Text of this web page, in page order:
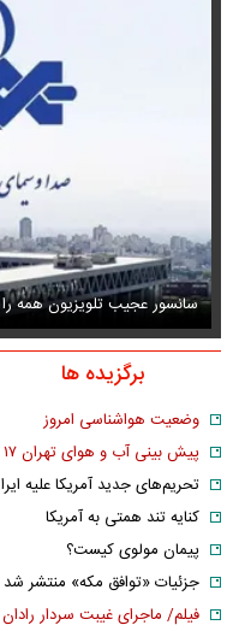
سانسور عجیب تلویزیون همه
برگزیده ها
وضعیت هواشناسی امروز
پیش بینی آب و هوای تهران ۱۷ مرداد
تحریم‌های جدید آمریکا علیه
کنایه تند همتی به آمریکا
پیمان مولوی کیست؟
جزئیات «توافق مکه» منتشر شد
فیلم/ ماجرای غیبت سردار